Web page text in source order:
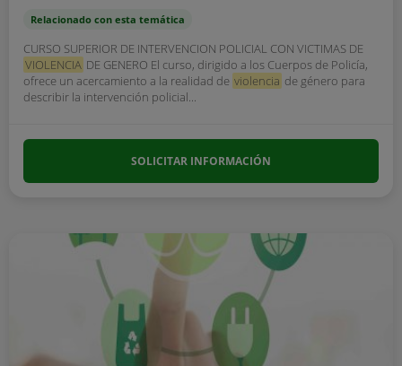
Relacionado con esta temática
CURSO SUPERIOR DE INTERVENCION POLICIAL CON VICTIMAS DE
VIOLENCIA DE GENERO El curso, dirigido a los Cuerpos de Policía,
ofrece un acercamiento a la realidad de violencia de género para
describir la intervención policial...
SOLICITAR INFORMACIÓN